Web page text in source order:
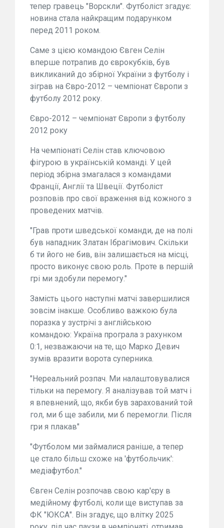
тепер гравець "Ворскли". Футболіст згадує:
новина стала найкращим подарунком
перед 2011 роком.
Саме з цією командою Євген Селін
вперше потрапив до єврокубків, був
викликаний до збірної України з футболу і
зіграв на Євро-2012 – чемпіонат Європи з
футболу 2012 року.
Євро-2012 – чемпіонат Європи з футболу
2012 року
На чемпіонаті Селін став ключовою
фігурою в українській команді. У цей
період збірна змагалася з командами
Франції, Англії та Швеції. Футболіст
розповів про свої враження від кожного з
проведених матчів.
"Грав проти шведської команди, де на полі
був нападник Златан Ібрагімович. Скільки
б ти його не бив, він залишається на місці,
просто виконує свою роль. Проте в першій
грі ми здобули перемогу."
Замість цього наступні матчі завершилися
зовсім інакше. Особливо важкою була
поразка у зустрічі з англійською
командою: Україна програла з рахунком
0:1, незважаючи на те, що Марко Девич
зумів вразити ворота суперника.
"Нереальний розпач. Ми налаштовувалися
тільки на перемогу. Я аналізував той матч і
я впевнений, що, якби був зарахований той
гол, ми б ще забили, ми б перемогли. Після
гри я плакав"
"Футболом ми займалися раніше, а тепер
це стало більш схоже на 'футбольчик':
медіафутбол."
Євген Селін розпочав свою кар'єру в
медійному футболі, коли ще виступав за
ФК "ЮКСА". Він згадує, що влітку 2025